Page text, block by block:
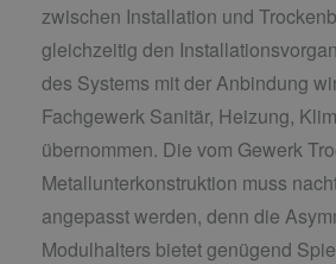
zwischen Installation und
gleichzeitig den
des Systems mit der Anbindung
Fachgewerk Sanitär, Heizung,
übernommen. Die vom Gewerk
Metallunterkonstruktion muss
angepasst werden, denn die
Modulhalters bietet genügend